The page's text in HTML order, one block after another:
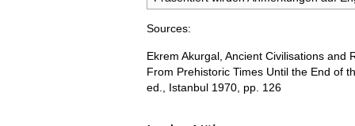
Sources:
Ekrem Akurgal, Ancient Civilisations and
From Prehistoric Times Until the End of
ed., Istanbul 1970, pp. 126